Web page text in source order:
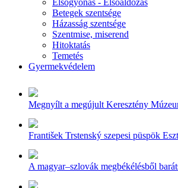
Elsőgyónás - Elsőáldozás
Betegek szentsége
Házasság szentsége
Szentmise, miserend
Hitoktatás
Temetés
Gyermekvédelem
Megnyílt a megújult Keresztény
František Trstenský szepesi püspök
A magyar–szlovák megbékélésből